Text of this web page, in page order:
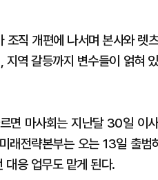
직 개편에 나서며 본사와 렛
역 갈등까지 변수들이 얽혀
면 마사회는 지난달 30일 이
전략본부는 오는 13일 출범
대응 업무도 맡게 된다.